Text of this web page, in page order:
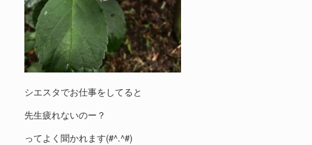
シエスタでお仕事をしてると
先生疲れないのー？
ってよく聞かれます(#^.^#)